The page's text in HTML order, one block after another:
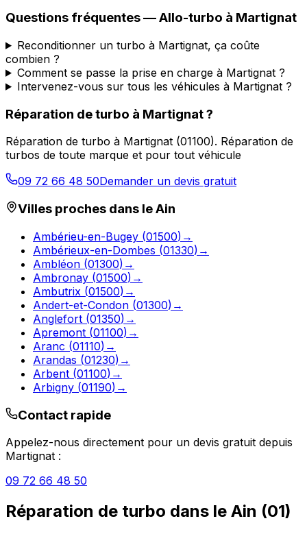
Questions fréquentes —Allo-turbo à Martignat
Reconditionner un turbo à Martignat, ça coûte
combien ?
Comment se passe la prise en charge à Martignat ?
Intervenez-vous sur tous les véhicules à Martignat ?
Réparation de turbo à Martignat?
Réparation de turbo à Martignat (01100). Réparation de
turbos de toute marque et pour tout véhicule
09 72 66 48 50Demander un devis gratuit
Villes proches dans leAin
Ambérieu-en-Bugey (01500) →
Ambérieux-en-Dombes (01330) →
Ambléon (01300) →
Ambronay (01500) →
Ambutrix (01500) →
Andert-et-Condon (01300) →
Anglefort (01350) →
Apremont (01100) →
Aranc (01110) →
Arandas (01230) →
Arbent (01100) →
Arbigny (01190) →
Contact rapide
Appelez-nous directement pour un devis gratuit depuis
Martignat :
09 72 66 48 50
Réparation de turbo dans le Ain (01)